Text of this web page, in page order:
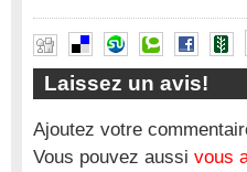
Laissez un avis!
Ajoutez votre
Vous pouvez aussi vous